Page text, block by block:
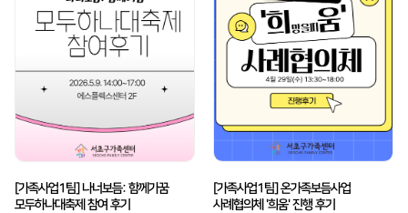
[가족사업1팀] 나너보듬: 함께가꿈
모두하나대축제 참여 후기
[가족사업1팀] 온가족보듬사업
사례협의체 '희움' 진행 후기